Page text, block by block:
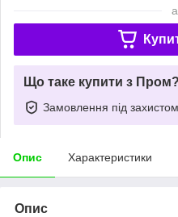
Що таке купити з Пром?
Замовлення під захистом
Опис Характеристики
Опис